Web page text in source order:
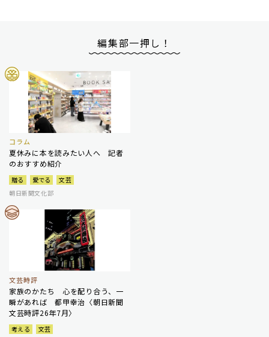
編集部一押し！
コラム
夏休みに本を読みたい人へ 記者
のおすすめ紹介
贈る 愛でる
文芸
朝日新聞文化部
文芸時評
家族のかたち 心を配り合う、一
瞬があれば 都甲幸治〈朝日新聞
文芸時評26年7月〉
考える
文芸